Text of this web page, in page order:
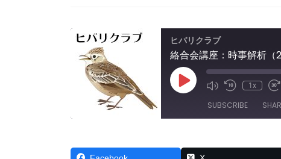
ヒバリクラブ
絡合会講座：時事解析（
Play
EpisodeMute/Unmute
Rewind
Seconds
1x
SUBSCRIBE
RSS FEED